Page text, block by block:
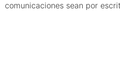
comunicaciones sean por